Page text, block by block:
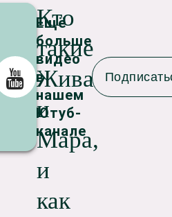
YouTube
Ещё
больше
видео
в
нашем
Ютуб-
канале
Кто
такие
Жива
и
Мара,
и
как